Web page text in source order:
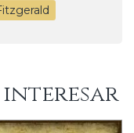
interesar